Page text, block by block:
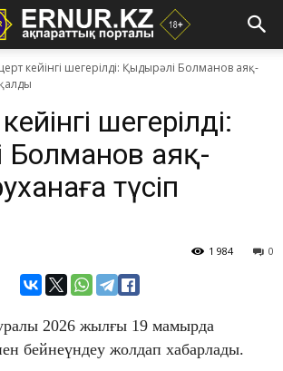
кейінгі шегерілді: Қыдырәлі Болманов аяқ-
шегерілді:
Болманов аяқ-
түсіп
0
1 984
2026 жылғы 19 мамырда
бейнеүндеу жолдап хабарлады.